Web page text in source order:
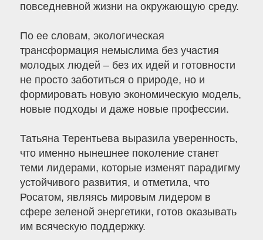
повседневной жизни на окружающую среду.
По ее словам, экологическая
трансформация немыслима без участия
молодых людей – без их идей и готовности
не просто заботиться о природе, но и
формировать новую экономическую модель,
новые подходы и даже новые профессии.
Татьяна Терентьева выразила уверенность,
что именно нынешнее поколение станет
теми лидерами, которые изменят парадигму
устойчивого развития, и отметила, что
Росатом, являясь мировым лидером в
сфере зеленой энергетики, готов оказывать
им всяческую поддержку.